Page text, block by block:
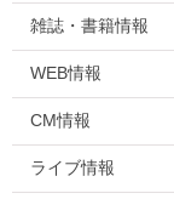
雑誌・書籍情報
WEB情報
CM情報
ライブ情報